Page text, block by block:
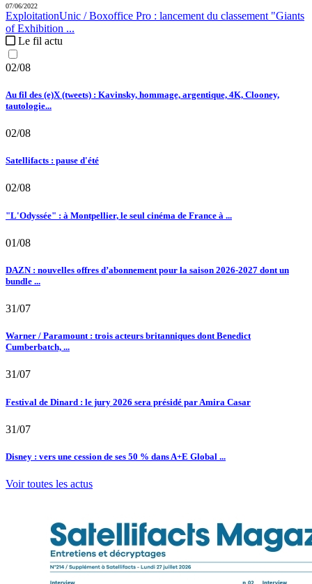
07/06/2022
ExploitationUnic / Boxoffice Pro : lancement du classement "Giants
of Exhibition ...
Le fil actu
02/08
Au fil des (e)X (tweets) : Kavinsky, hommage, argentique, 4K, Clooney,
tautologie...
02/08
Satellifacts : pause d'été
02/08
"L'Odyssée" : à Montpellier, le seul cinéma de France à ...
01/08
DAZN : nouvelles offres d’abonnement pour la saison 2026-2027 dont un
bundle ...
31/07
Warner / Paramount : trois acteurs britanniques dont Benedict
Cumberbatch, ...
31/07
Festival de Dinard : le jury 2026 sera présidé par Amira Casar
31/07
Disney : vers une cession de ses 50 % dans A+E Global ...
Voir toutes les actus